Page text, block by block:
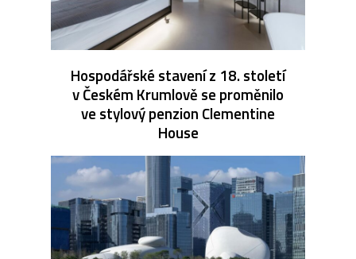
Hospodářské stavení z 18. století
v Českém Krumlově se proměnilo
ve stylový penzion Clementine
House